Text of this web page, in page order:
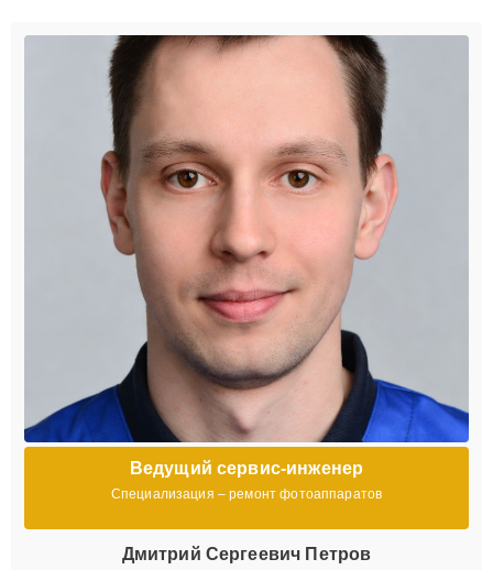
Ведущий сервис-инженер
Специализация – ремонт фотоаппаратов
Дмитрий Сергеевич Петров